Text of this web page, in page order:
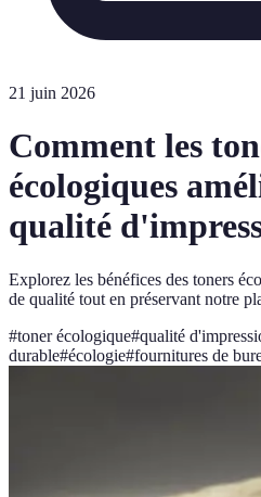
21 juin 2026
Comment les
écologiques
qualité
Explorez les bénéfices des toners
de qualité tout en préservant notre
#toner écologique#qualité
durable#écologie#fournitures de